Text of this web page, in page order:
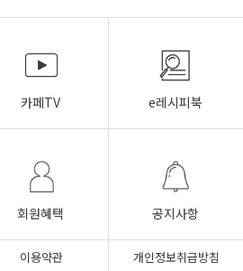
카페TV e레시피북
회원혜택 공지사항
이용약관
개인정보취급방침